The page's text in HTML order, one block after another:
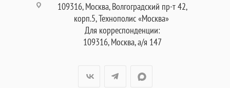
109316, Москва, Волгоградский пр-т 42,
корп.5, Технополис «Москва»
Для корреспонденции:
109316, Москва, а/я 147